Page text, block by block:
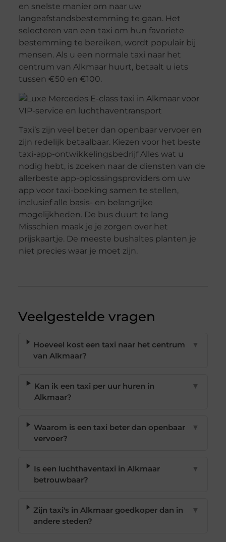
en snelste manier om naar uw
langeafstandsbestemming te gaan. Het
selecteren van een taxi om hun favoriete
bestemming te bereiken, wordt populair bij
mensen. Als u een normale taxi naar het
centrum van Alkmaar huurt, betaalt u iets
tussen €50 en €100.
Taxi’s zijn veel beter dan openbaar vervoer en
zijn redelijk betaalbaar. Kiezen voor het beste
taxi-app-ontwikkelingsbedrijf Alles wat u
nodig hebt, is zoeken naar de diensten van de
allerbeste app-oplossingsproviders om uw
app voor taxi-boeking samen te stellen,
inclusief alle basis- en belangrijke
mogelijkheden. De bus duurt te lang
Misschien maak je je zorgen over het
prijskaartje. De meeste bushaltes planten je
niet precies waar je moet zijn.
Veelgestelde vragen
Hoeveel kost een taxi naar het centrum
van Alkmaar?
▼
Kan ik een taxi per uur huren in
Alkmaar?
▼
Waarom is een taxi beter dan openbaar
vervoer?
▼
Is een luchthaventaxi in Alkmaar
betrouwbaar?
▼
Zijn taxi's in Alkmaar goedkoper dan in
andere steden?
▼